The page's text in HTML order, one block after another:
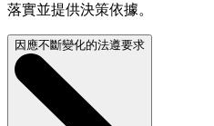
落實並提供決策依據。
因應不斷變化的法遵要求